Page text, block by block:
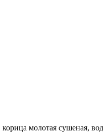
молотая сушеная,